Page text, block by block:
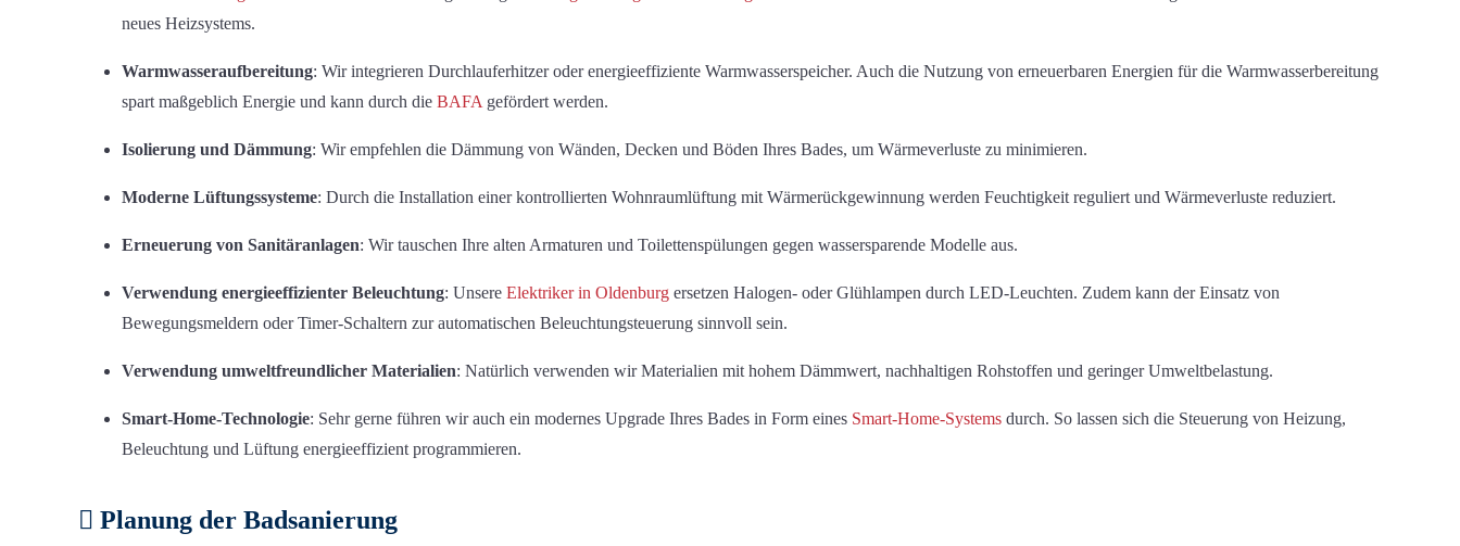
neues Heizsystems.
Warmwasseraufbereitung: Wir integrieren Durchlauferhitzer oder energieeffiziente Warmwasserspeicher. Auch die Nutzung von erneuerbaren Energien für die Warmwasserbereitung
spart maßgeblich Energie und kann durch die BAFA gefördert werden.
Isolierung und Dämmung: Wir empfehlen die Dämmung von Wänden, Decken und Böden Ihres Bades, um Wärmeverluste zu minimieren.
Moderne Lüftungssysteme: Durch die Installation einer kontrollierten Wohnraumlüftung mit Wärmerückgewinnung werden Feuchtigkeit reguliert und Wärmeverluste reduziert.
Erneuerung von Sanitäranlagen: Wir tauschen Ihre alten Armaturen und Toilettenspülungen gegen wassersparende Modelle aus.
Verwendung energieeffizienter Beleuchtung: Unsere Elektriker in Oldenburg ersetzen Halogen- oder Glühlampen durch LED-Leuchten. Zudem kann der Einsatz von
Bewegungsmeldern oder Timer-Schaltern zur automatischen Beleuchtungsteuerung sinnvoll sein.
Verwendung umweltfreundlicher Materialien: Natürlich verwenden wir Materialien mit hohem Dämmwert, nachhaltigen Rohstoffen und geringer Umweltbelastung.
Smart-Home-Technologie: Sehr gerne führen wir auch ein modernes Upgrade Ihres Bades in Form eines Smart-Home-Systems durch. So lassen sich die Steuerung von Heizung,
Beleuchtung und Lüftung energieeffizient programmieren.
Planung der Badsanierung